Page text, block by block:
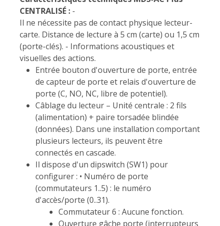
CENTRALISÉ : -
Il ne nécessite pas de contact physique lecteur-
carte. Distance de lecture à 5 cm (carte) ou 1,5 cm
(porte-clés). - Informations acoustiques et
visuelles des actions.
Entrée bouton d'ouverture de porte, entrée
de capteur de porte et relais d'ouverture de
porte (C, NO, NC, libre de potentiel).
Câblage du lecteur – Unité centrale : 2 fils
(alimentation) + paire torsadée blindée
(données). Dans une installation comportant
plusieurs lecteurs, ils peuvent être
connectés en cascade.
Il dispose d'un dipswitch (SW1) pour
configurer : • Numéro de porte
(commutateurs 1..5) : le numéro
d'accès/porte (0..31).
Commutateur 6 : Aucune fonction.
Ouverture gâche porte (interrupteurs